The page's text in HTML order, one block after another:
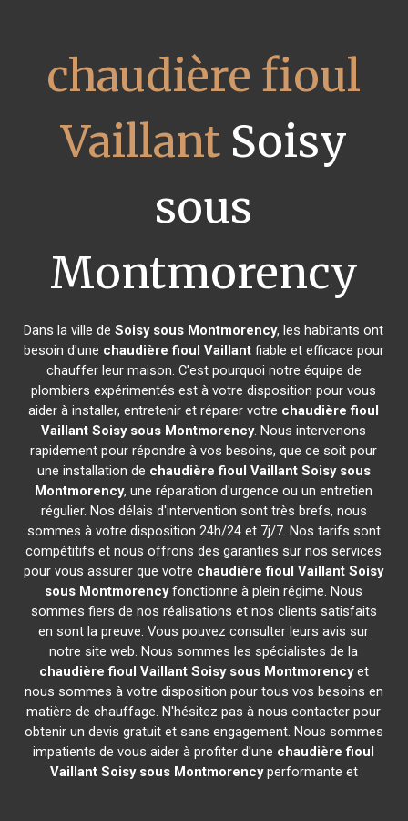
chaudière fioul
VaillantSoisy
sous
Montmorency
Dans la ville deSoisy sous Montmorency, les habitants ont
besoin d'une chaudière fioul Vaillantfiable et efficace pour
chauffer leur maison. C'est pourquoi notre équipe de
plombiers expérimentés est à votre disposition pour vous
aider à installer, entretenir et réparer votre chaudière fioul
Vaillant Soisy sous Montmorency. Nous intervenons
rapidement pour répondre à vos besoins, que ce soit pour
une installation de chaudière fioul Vaillant Soisy sous
Montmorency, une réparation d'urgence ou un entretien
régulier. Nos délais d'intervention sont très brefs, nous
sommes à votre disposition 24h/24 et 7j/7. Nos tarifs sont
compétitifs et nous offrons des garanties sur nos services
pour vous assurer que votre chaudière fioul Vaillant Soisy
sous Montmorencyfonctionne à plein régime. Nous
sommes fiers de nos réalisations et nos clients satisfaits
en sont la preuve. Vous pouvez consulter leurs avis sur
notre site web. Nous sommes les spécialistes de la
chaudière fioul Vaillant Soisy sous Montmorencyet
nous sommes à votre disposition pour tous vos besoins en
matière de chauffage. N'hésitez pas à nous contacter pour
obtenir un devis gratuit et sans engagement. Nous sommes
impatients de vous aider à profiter d'une chaudière fioul
Vaillant Soisy sous Montmorencyperformante et